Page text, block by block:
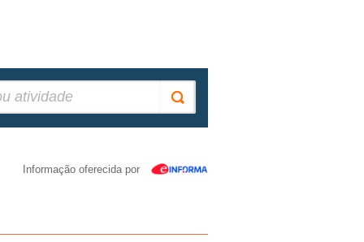
Informação oferecida por